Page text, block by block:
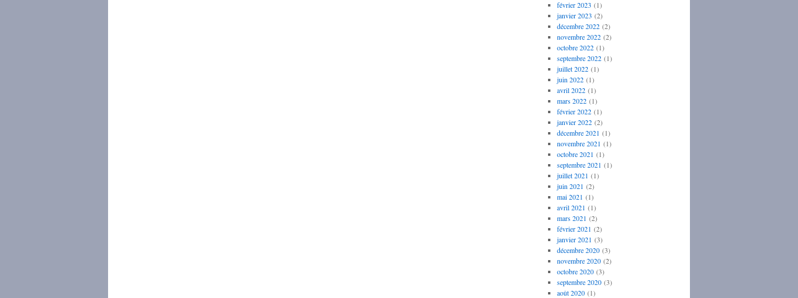
février 2023 (1)
janvier 2023 (2)
décembre 2022(2)
novembre 2022(2)
octobre 2022(1)
septembre 2022(1)
juillet 2022(1)
juin 2022(1)
avril 2022(1)
mars 2022(1)
février 2022(1)
janvier 2022(2)
décembre 2021 (1)
novembre 2021 (1)
octobre 2021 (1)
septembre 2021 (1)
juillet 2021 (1)
juin 2021 (2)
mai 2021 (1)
avril 2021 (1)
mars 2021 (2)
février 2021 (2)
janvier 2021 (3)
décembre 2020(3)
novembre 2020(2)
octobre 2020(3)
septembre 2020(3)
août 2020(1)